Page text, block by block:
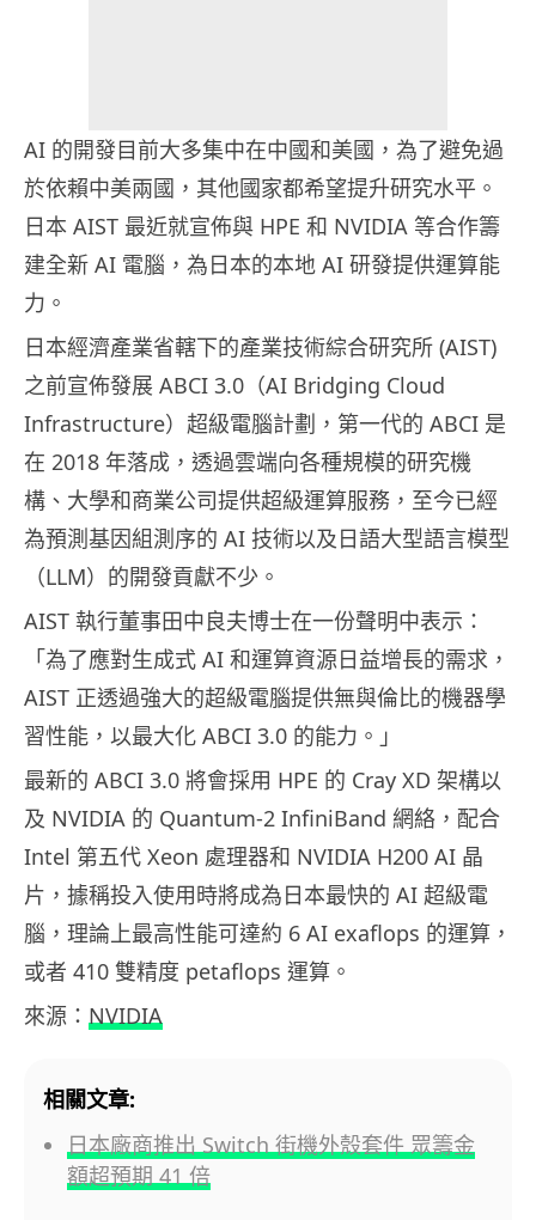
AI 的開發目前大多集中在中國和美國，為了避免過
於依賴中美兩國，其他國家都希望提升研究水平。
日本 AIST 最近就宣佈與 HPE 和 NVIDIA 等合作籌
建全新 AI 電腦，為日本的本地 AI 研發提供運算能
力。
日本經濟產業省轄下的產業技術綜合研究所 (AIST)
之前宣佈發展 ABCI 3.0（AI Bridging Cloud
Infrastructure）超級電腦計劃，第一代的 ABCI 是
在 2018 年落成，透過雲端向各種規模的研究機
構、大學和商業公司提供超級運算服務，至今已經
為預測基因組測序的 AI 技術以及日語大型語言模型
（LLM）的開發貢獻不少。
AIST 執行董事田中良夫博士在一份聲明中表示：
「為了應對生成式 AI 和運算資源日益增長的需求，
AIST 正透過強大的超級電腦提供無與倫比的機器學
習性能，以最大化 ABCI 3.0 的能力。」
最新的 ABCI 3.0 將會採用 HPE 的 Cray XD 架構以
及 NVIDIA 的 Quantum-2 InfiniBand 網絡，配合
Intel 第五代 Xeon 處理器和 NVIDIA H200 AI 晶
片，據稱投入使用時將成為日本最快的 AI 超級電
腦，理論上最高性能可達約 6 AI exaflops 的運算，
或者 410 雙精度 petaflops 運算。
來源： NVIDIA
相關文章:
日本廠商推出 Switch 街機外殼套件 眾籌金
額超預期 41 倍